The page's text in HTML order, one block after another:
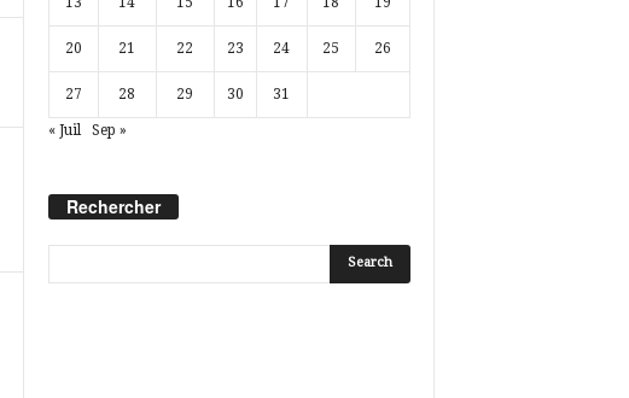
20 21 22 23 24 25 26
27 28 29 30 31
« Juil Sep »
Rechercher